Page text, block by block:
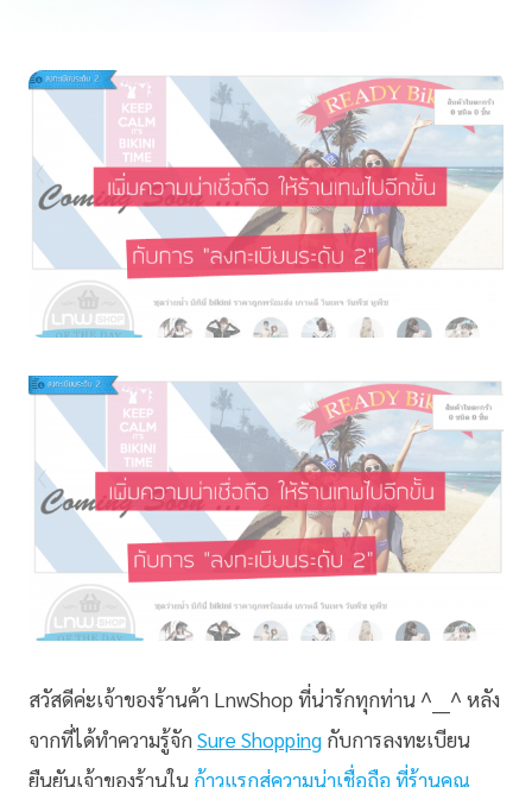
สวัสดีค่ะเจ้าของร้านค้า LnwShop ที่น่ารักทุกท่าน ^___^ หลัง
จากที่ได้ทำความรู้จัก Sure Shopping กับการลงทะเบียน
ยืนยันเจ้าของร้านใน ก้าวแรกสู่ความน่าเชื่อถือ ที่ร้านคุณ